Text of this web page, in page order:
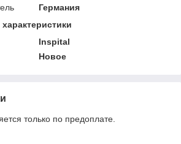
Германия
Inspital
Новое
только по предоплате.